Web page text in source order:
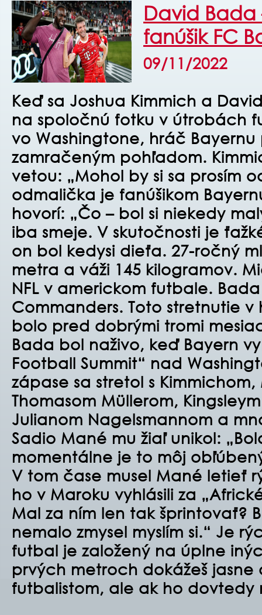
David Bada
fanúšik FC
09/11/2022
Keď sa Joshua Kimmich a
na spoločnú fotku v útrobách
vo Washingtone, hráč Bayernu
zamračeným pohľadom.
vetou: „Mohol by si sa prosím
odmalička je fanúšikom
hovorí: „Čo – bol si niekedy
iba smeje. V skutočnosti je
on bol kedysi dieťa. 27-ročný
metra a váži 145 kilogramov.
NFL v americkom futbale.
Commanders. Toto stretnutie v
bolo pred dobrými tromi
Bada bol naživo, keď Bayern
Football Summit“ nad
zápase sa stretol s
Thomasom Müllerom,
Julianom Nagelsmannom a
Sadio Mané mu žiaľ unikol:
momentálne je to môj
V tom čase musel Mané letieť
ho v Maroku vyhlásili za
Mal za ním len tak šprintovať?
nemalo zmysel myslím si.“ Je
futbal je založený na úplne
prvých metroch dokážeš jasne
futbalistom, ale ak ho dovtedy